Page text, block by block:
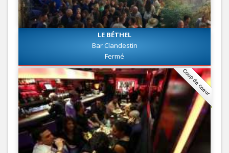
LE BÉTHEL
Bar Clandestin
Fermé
Coup de coeur